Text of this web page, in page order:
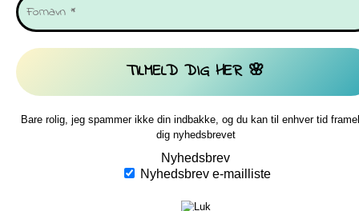
Bare rolig, jeg spammer ikke din indbakke, og du kan til enhver tid
dig nyhedsbrevet
Nyhedsbrev
Nyhedsbrev e-mailliste